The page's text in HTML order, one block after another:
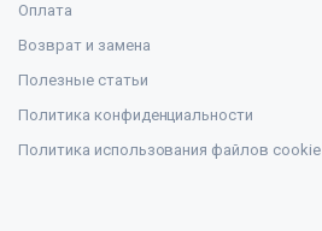
Оплата
Возврат и замена
Полезные статьи
Политика конфиденциальности
Политика использования файлов cookie